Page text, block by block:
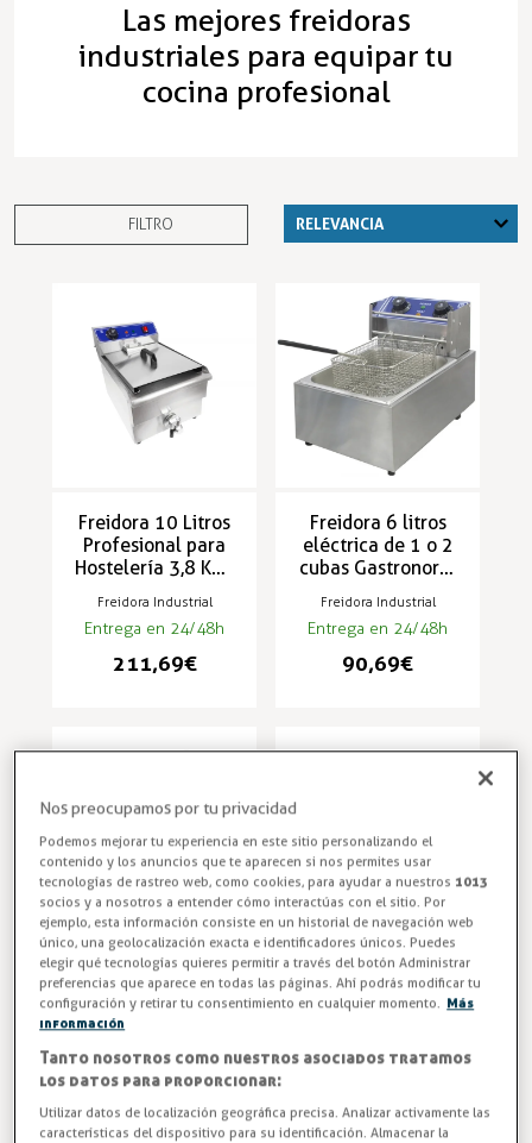
Las mejores freidoras
industriales para equipar tu
cocina profesional
FILTRO
Freidora 10 Litros
Profesional para
Hostelería 3,8 Kws
Freidora Industrial
Entrega en 24/48h
211,69 €
Freidora 6 litros
eléctrica de 1 o 2
cubas Gastronorm
- EF81-TL
Freidora Industrial
Entrega en 24/48h
90,69 €
Freidora eléctrica
industrial para
restaurante de 8
litros y 3 KW serie
ECO - EF101V
Entrega en 24/48h
175,39 €
Freidora eléctrica
8 litros 2 senos
Gastronorm y 3 KW
EF101SL
133,09 €
Nos preocupamos por tu privacidad
Podemos mejorar tu experiencia en este sitio personalizando el
contenido y los anuncios que te aparecen si nos permites usar
tecnologías de rastreo web, como cookies, para ayudar a nuestros 1013
socios y a nosotros a entender cómo interactúas con el sitio. Por
ejemplo, esta información consiste en un historial de navegación web
único, una geolocalización exacta e identificadores únicos. Puedes
elegir qué tecnologías quieres permitir a través del botón Administrar
preferencias que aparece en todas las páginas. Ahí podrás modificar tu
configuración y retirar tu consentimiento en cualquier momento. Más
información
Tanto nosotros como nuestros asociados tratamos
los datos para proporcionar:
Utilizar datos de localización geográfica precisa. Analizar activamente las
características del dispositivo para su identificación. Almacenar la